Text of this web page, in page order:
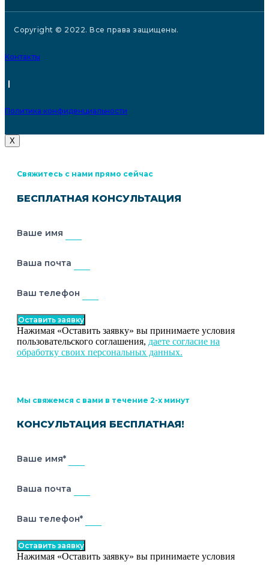
Copyright © 2022. Все права защищены.
Контакты
|
Политика конфиденциальности
X
Свяжитесь с нами прямо сейчас
БЕСПЛАТНАЯ КОНСУЛЬТАЦИЯ
Ваше имя
Ваша почта
Ваш телефон
Оставить заявку
Нажимая «Оставить заявку» вы принимаете условия
пользовательского соглашения, даете согласие на
обработку своих персональных данных.
Мы свяжемся с вами в течение 2-х минут
КОНСУЛЬТАЦИЯ БЕСПЛАТНАЯ!
Ваше имя*
Ваша почта
Ваш телефон*
Оставить заявку
Нажимая «Оставить заявку» вы принимаете условия